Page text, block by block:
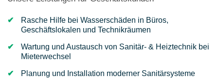
Rasche Hilfe bei Wasserschäden in Büros,
Geschäftslokalen und Technikräumen
Wartung und Austausch von Sanitär- & Heiztechnik bei
Mieterwechsel
Planung und Installation moderner Sanitärsysteme